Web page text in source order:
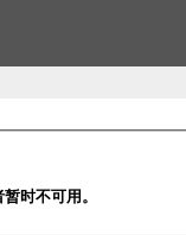
时不可用。